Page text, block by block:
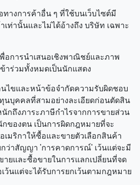
ทางการค้าอื่น ๆ ที่ใช้บนเว็บไซต์มี
เท่านั้นและไม่ได้อ้างถึง บริษัท เฉพาะ
อการนําเสนอเชิงพาณิชย์และภาพ
าร่วมทั้งหมดเป็นนักแสดง
ไขและหน้าข้อจํากัดความรับผิดชอบ
บุคคลที่สามอย่างละเอียดก่อนตัดสิน
กถึงภาระภาษีกําไรจากการขายส่วน
ของตน เป็นการผิดกฎหมายที่จะ
มริกาให้ซื้อและขายตัวเลือกสินค้า
ว่าสัญญา 'การคาดการณ์' เว้นแต่จะมี
ายและซื้อขายในการแลกเปลี่ยนที่จด
ว้นแต่จะได้รับการยกเว้นตามกฎหมาย